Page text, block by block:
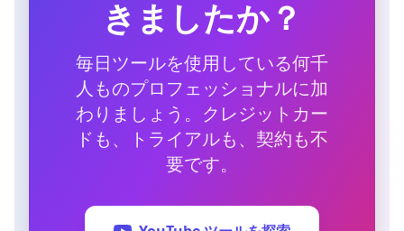
きましたか？
毎日ツールを使用している何千
人ものプロフェッショナルに加
わりましょう。クレジットカー
ドも、トライアルも、契約も不
要です。